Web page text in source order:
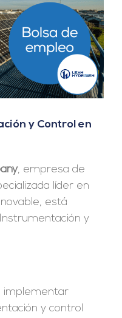
y Control en
, empresa de
líder en
está
y
implementar
y control